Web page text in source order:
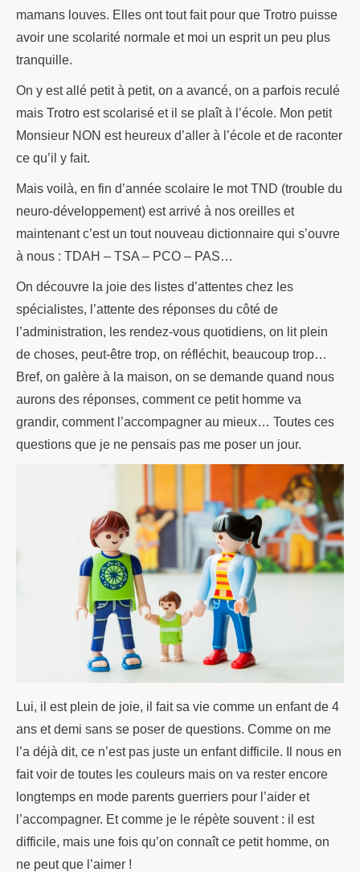
mamans louves. Elles ont tout fait pour que Trotro puisse
avoir une scolarité normale et moi un esprit un peu plus
tranquille.
On y est allé petit à petit, on a avancé, on a parfois reculé
mais Trotro est scolarisé et il se plaît à l’école. Mon petit
Monsieur NON est heureux d’aller à l’école et de raconter
ce qu’il y fait.
Mais voilà, en fin d’année scolaire le mot TND (trouble du
neuro-développement) est arrivé à nos oreilles et
maintenant c’est un tout nouveau dictionnaire qui s’ouvre
à nous : TDAH – TSA – PCO – PAS…
On découvre la joie des listes d’attentes chez les
spécialistes, l’attente des réponses du côté de
l’administration, les rendez-vous quotidiens, on lit plein
de choses, peut-être trop, on réfléchit, beaucoup trop…
Bref, on galère à la maison, on se demande quand nous
aurons des réponses, comment ce petit homme va
grandir, comment l’accompagner au mieux… Toutes ces
questions que je ne pensais pas me poser un jour.
Lui, il est plein de joie, il fait sa vie comme un enfant de 4
ans et demi sans se poser de questions. Comme on me
l’a déjà dit, ce n’est pas juste un enfant difficile. Il nous en
fait voir de toutes les couleurs mais on va rester encore
longtemps en mode parents guerriers pour l’aider et
l’accompagner. Et comme je le répète souvent : il est
difficile, mais une fois qu’on connaît ce petit homme, on
ne peut que l’aimer !